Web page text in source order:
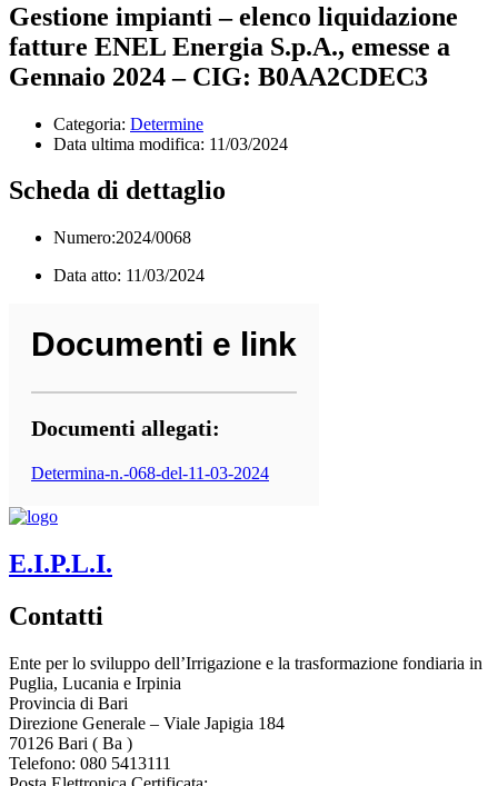
Gestione impianti – elenco liquidazione
fatture ENEL Energia S.p.A., emesse a
Gennaio 2024 – CIG: B0AA2CDEC3
Categoria: Determine
Data ultima modifica: 11/03/2024
Scheda di dettaglio
Numero:2024/0068
Data atto: 11/03/2024
Documenti e link
Documenti allegati:
Determina-n.-068-del-11-03-2024
E.I.P.L.I.
Contatti
Ente per lo sviluppo dell’Irrigazione e la trasformazione fondiaria in
Puglia, Lucania e Irpinia
Provincia di Bari
Direzione Generale – Viale Japigia 184
70126 Bari ( Ba )
Telefono: 080 5413111